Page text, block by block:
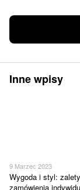
Inne wpisy
9 Marzec 2023
Wygoda i styl: zalety
zamówienia